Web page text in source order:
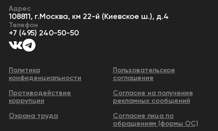
Новости
События
Сервисы
Видео
Бизнес-парк
Предметы интерьера
Освещение
Кухонная мебель
Двери
Все категории
Адрес
108811, г.Москва, км 22-й (Киевское ш.), д.4
Телефон
+7 (495) 240-50-50
Политика
конфиденциальности
Пользовательское
соглашение
Противодействие
коррупции
Согласие на получение
рекламных сообщений
Охрана труда
Согласие лица по
обращениям (формы ОС)